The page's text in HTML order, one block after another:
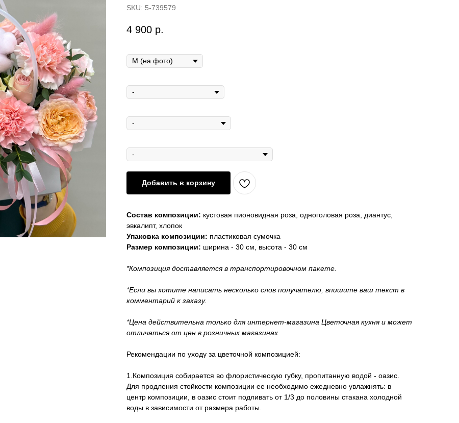
SKU: 5-739579
4 900 р.
Добавить в корзину
Состав композиции: кустовая пионовидная роза, одноголовая роза, диантус,
эвкалипт, хлопок
Упаковка композиции: пластиковая сумочка
Размер композиции: ширина - 30 см, высота - 30 см
*Композиция доставляется в транспортировочном пакете.
*Если вы хотите написать несколько слов получателю, впишите ваш текст в
комментарий к заказу.
*Цена действительна только для интернет-магазина Цветочная кухня и может
отличаться от цен в розничных магазинах
Рекомендации по уходу за цветочной композицией:
1.Композиция собирается во флористическую губку, пропитанную водой - оазис.
Для продления стойкости композиции ее необходимо ежедневно увлажнять: в
центр композиции, в оазис стоит подливать от 1/3 до половины стакана холодной
воды в зависимости от размера работы.